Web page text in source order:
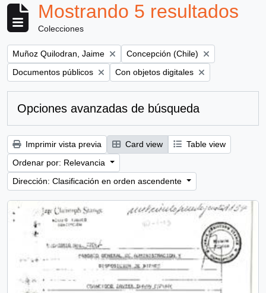
Mostrando 5 resultados
Colecciones
Remove filter:
Muñoz Quilodran, Jaime Remove filter:
Concepción (Chile)
Remove filter:
Documentos públicos Remove filter:
Con objetos digitales
Opciones avanzadas de búsqueda
Imprimir vista previa Card view
Table view
Ordenar por: Relevancia
Dirección: Clasificación en orden ascendente